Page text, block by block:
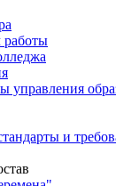
управления
и